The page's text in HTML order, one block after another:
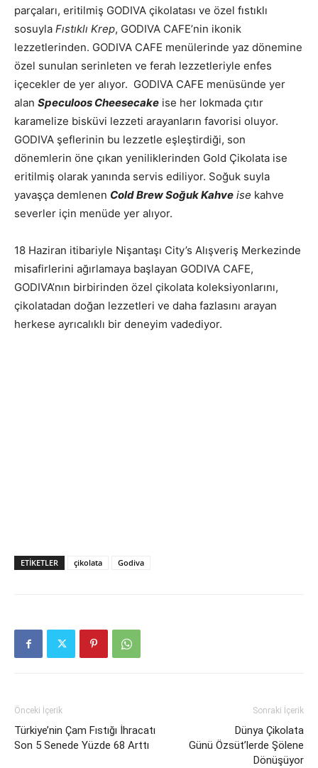
parçaları, eritilmiş GODIVA çikolatası ve özel fıstıklı
sosuyla Fıstıklı Krep, GODIVA CAFE’nin ikonik
lezzetlerinden. GODIVA CAFE menülerinde yaz dönemine
özel sunulan serinleten ve ferah lezzetleriyle enfes
içecekler de yer alıyor. GODIVA CAFE menüsünde yer
alan Speculoos Cheesecake ise her lokmada çıtır
karamelize bisküvi lezzeti arayanların favorisi oluyor.
GODIVA şeflerinin bu lezzetle eşleştirdiği, son
dönemlerin öne çıkan yeniliklerinden Gold Çikolata ise
eritilmiş olarak yanında servis ediliyor. Soğuk suyla
yavaşça demlenen Cold Brew SoğukKahve ise kahve
severler için menüde yer alıyor.
18 Haziran itibariyle Nişantaşı City’s Alışveriş Merkezinde
misafirlerini ağırlamaya başlayan GODIVA CAFE,
GODIVA’nın birbirinden özel çikolata koleksiyonlarını,
çikolatadan doğan lezzetleri ve daha fazlasını arayan
herkese ayrıcalıklı bir deneyim vadediyor.
ETIKETLER çikolata Godiva
Önceki İçerik
Türkiye’nin Çam Fıstığı İhracatı
Son 5 Senede Yüzde 68 Arttı
Sonraki İçerik
Dünya Çikolata
Günü Özsüt’lerde Şölene
Dönüşüyor